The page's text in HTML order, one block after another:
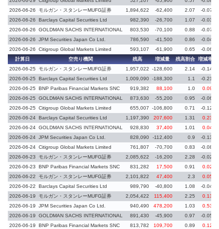
2026-06-26
モルガン・スタンレーMUFG証券 1,894,622 -62,400 2.07
-0.07
2026-06-26
Barclays Capital Securities Ltd 982,390 -26,700 1.07
-0.03
2026-06-26
GOLDMAN SACHS INTERNATIONAL 803,530 -70,100 0.88
-0.07
2026-06-26
JPM Securities Japan Co Ltd. 786,590 -41,500 0.86
-0.04
2026-06-26
Citigroup Global Markets Limited 593,107 -61,900 0.65
-0.06
計算日
空売り機関 残高 増減量 残高割合 増減率
2026-06-25
モルガン・スタンレーMUFG証券 1,957,022 -128,600 2.14
-0.14
2026-06-25
Barclays Capital Securities Ltd 1,009,090 -188,300 1.1
-0.21
2026-06-25
BNP Paribas Financial Markets SNC 919,382 88,100 1.0
0.09
2026-06-25
GOLDMAN SACHS INTERNATIONAL 873,630 -55,200 0.95
-0.06
2026-06-25
Citigroup Global Markets Limited 655,007 -106,800 0.71
-0.12
2026-06-24 Barclays Capital Securities Ltd 1,197,390 207,600 1.31
0.23
2026-06-24 GOLDMAN SACHS INTERNATIONAL 928,830 37,400 1.01
0.04
2026-06-24 JPM Securities Japan Co Ltd. 828,090 -112,400 0.9
-0.13
2026-06-24 Citigroup Global Markets Limited 761,807 -70,700 0.83
-0.08
2026-06-23
モルガン・スタンレーMUFG証券 2,085,622 -16,200 2.28
-0.02
2026-06-23
BNP Paribas Financial Markets SNC 831,282 17,500 0.91
0.02
2026-06-22
モルガン・スタンレーMUFG証券 2,101,822 47,400 2.3
0.05
2026-06-22
Barclays Capital Securities Ltd 989,790 -40,800 1.08
-0.04
2026-06-19
モルガン・スタンレーMUFG証券 2,054,422 115,400 2.25
0.13
2026-06-19
JPM Securities Japan Co Ltd. 940,490 478,200 1.03
0.53
2026-06-19
GOLDMAN SACHS INTERNATIONAL 891,430 -45,900 0.97
-0.05
2026-06-19
BNP Paribas Financial Markets SNC 813,782 109,700 0.89
0.12